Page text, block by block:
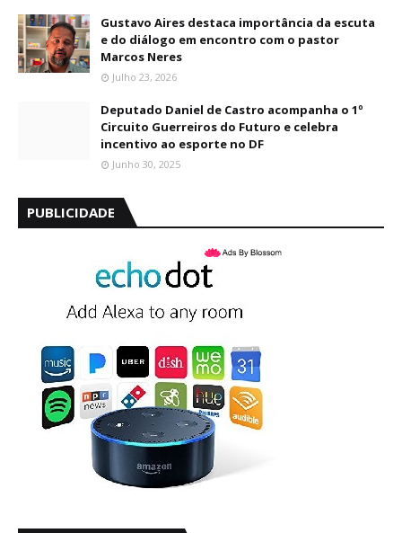
Gustavo Aires destaca importância da escuta
e do diálogo em encontro com o pastor
Marcos Neres
Julho 23, 2026
Deputado Daniel de Castro acompanha o 1º
Circuito Guerreiros do Futuro e celebra
incentivo ao esporte no DF
Junho 30, 2025
PUBLICIDADE